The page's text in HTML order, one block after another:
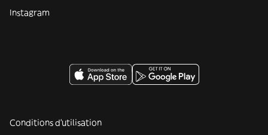
Instagram
Conditions d'utilisation